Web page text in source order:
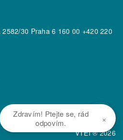
2582/30 Praha 6 160 00 +420 220
VTEI ® 2026
Zdravím! Ptejte se, rád
odpovím.
×